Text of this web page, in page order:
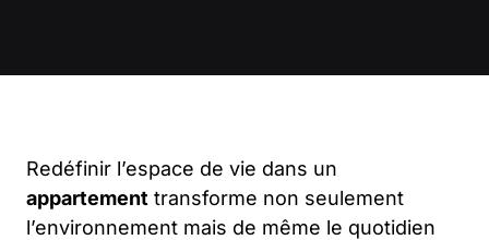
Redéfinir l’espace de vie dans un
appartement transforme non seulement
l’environnement mais de même le quotidien